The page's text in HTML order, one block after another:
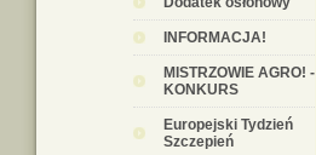
INFORMACJA!
MISTRZOWIE AGRO! -
KONKURS
Europejski Tydzień
Szczepień